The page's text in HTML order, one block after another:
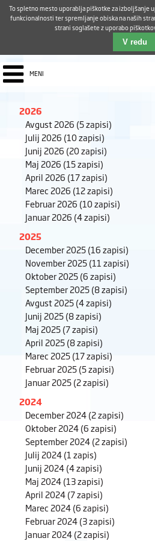
E-pošta ZUDV
MENI
2026
Avgust 2026 (5 zapisi)
Julij 2026 (10 zapisi)
Junij 2026 (20 zapisi)
Maj 2026 (15 zapisi)
April 2026 (17 zapisi)
Marec 2026 (12 zapisi)
Februar 2026 (10 zapisi)
Januar 2026 (4 zapisi)
2025
December 2025(16 zapisi)
November 2025(11 zapisi)
Oktober 2025(6 zapisi)
September 2025(8 zapisi)
Avgust 2025(4 zapisi)
Junij 2025(8 zapisi)
Maj 2025(7 zapisi)
April 2025(8 zapisi)
Marec 2025(17 zapisi)
Februar 2025(5 zapisi)
Januar 2025(2 zapisi)
2024
December 2024(2 zapisi)
Oktober 2024(6 zapisi)
September 2024(2 zapisi)
Julij 2024(1 zapis)
Junij 2024(4 zapisi)
Maj 2024(13 zapisi)
April 2024(7 zapisi)
Marec 2024(6 zapisi)
Februar 2024(3 zapisi)
Januar 2024(2 zapisi)
To spletno mesto uporablja piškotke za izboljšanje
funkcionalnosti ter spremljanje obiska na naših
strani soglašete z uporabo
V redu